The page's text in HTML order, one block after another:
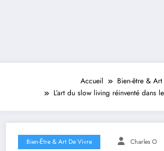
Accueil
Bien-être &
L’art du slow living réinventé dans
Bien-Être & Art De Vivre Charles O